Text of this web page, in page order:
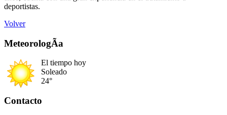
deportistas.
Volver
MeteorologÃ­a
El tiempo hoy
Soleado
24°
Contacto